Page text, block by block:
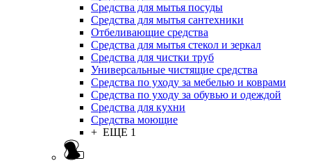
Средства для мытья посуды
Средства для мытья сантехники
Отбеливающие средства
Средства для мытья стекол и зеркал
Средства для чистки труб
Универсальные чистящие средства
Средства по уходу за мебелью и коврами
Средства по уходу за обувью и одеждой
Средства для кухни
Средства моющие
+ ЕЩЕ 1